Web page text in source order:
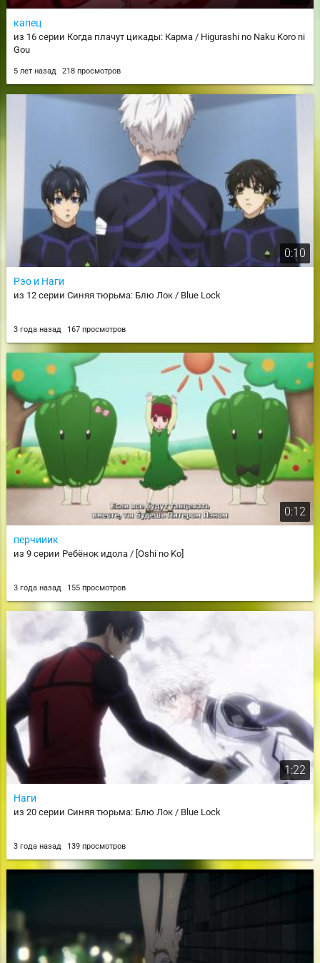
капец
из 16 серии Когда плачут цикады: Карма / Higurashi no Naku Koro ni
Gou
5 лет назад 218 просмотров
0:10
Рэо и Наги
из 12 серии Синяя тюрьма: Блю Лок / Blue Lock
3 года назад 167 просмотров
0:12
перчииик
из 9 серии Ребёнок идола / [Oshi no Ko]
3 года назад 155 просмотров
1:22
Наги
из 20 серии Синяя тюрьма: Блю Лок / Blue Lock
3 года назад 139 просмотров